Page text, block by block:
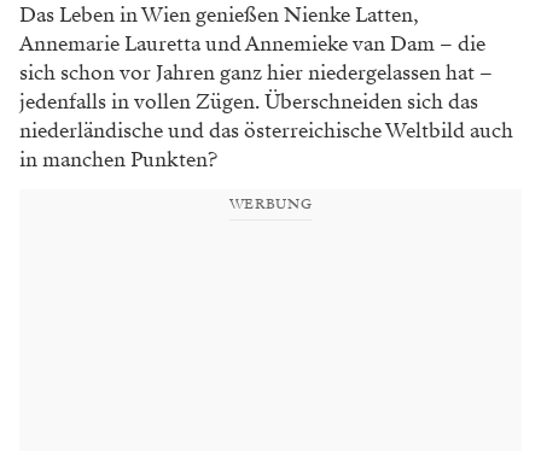
Das Leben in Wien genießen Nienke Latten,
Annemarie Lauretta und Annemieke van Dam – die
sich schon vor Jahren ganz hier niedergelassenhat –
jedenfalls in vollen Zügen. Überschneiden sich das
niederländische und das österreichischeWeltbild auch
in manchen Punkten?
WERBUNG